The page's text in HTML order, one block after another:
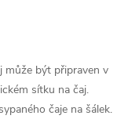
může být připraven v
sítku na čaj.
čaje na šálek.